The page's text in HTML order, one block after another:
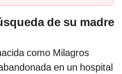
de su madre
como Milagros
en un hospital